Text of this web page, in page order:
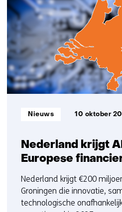
11
Nederland krijgt
Europese
Informatietype:
Nieuws 10 oktober
Nederland krijgt €200
Groningen die innovatie,
technologische